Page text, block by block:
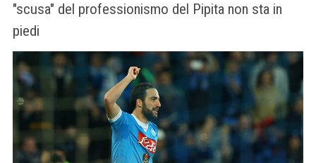
"scusa" del professionismo del Pipita non sta in
piedi